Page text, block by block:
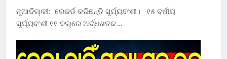
ନୂଆଦିଲ୍ଲୀ: ରେକର୍ଡ କରିଛନ୍ତି ସୂର୍ଯ୍ୟବଂଶୀ। ୧୫ ବର୍ଷୀୟ
ସୂର୍ଯ୍ୟବଂଶୀ ୧୧ ବଲ୍‌ରେ ଅର୍ଦ୍ଧଶତକ…